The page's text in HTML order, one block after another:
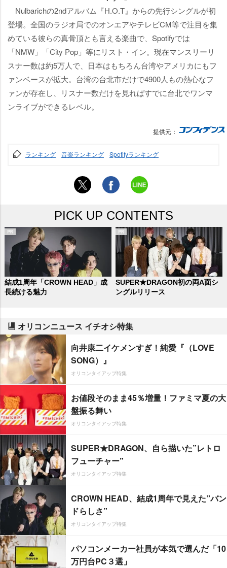
Nulbarichの2ndアルバム『H.O.T』からの先行シングルが初
登場。全国のラジオ局でのオンエアやテレビCM等で注目を集
めている彼らの真骨頂とも言える楽曲で、Spotifyでは
「NMW」「City Pop」等にリスト・イン。現在マンスリーリ
スナー数は約5万人で、日本はもちろん台湾やアメリカにもフ
ァンベースが拡大。台湾の台北市だけで4900人もの熱心なフ
ァンが存在し、リスナー数だけを見ればすでに台北でワンマ
ンライブができるレベル。
提供元：
ランキング 音楽ランキング Spotifyランキング
PICK UP CONTENTS
結成1周年「CROWN HEAD」成
長続ける魅力
SUPER★DRAGON初の両A面シ
ングルリリース
オリコンニュース イチオシ特集
向井康二イケメンすぎ！純愛『（LOVE
SONG）』
オリコンタイアップ特集
お値段そのまま45％増量！ファミマ夏の大
盤振る舞い
オリコンタイアップ特集
SUPER★DRAGON、自ら描いた”レトロ
フューチャー”
オリコンタイアップ特集
CROWN HEAD、結成1周年で見えた”バン
ドらしさ”
オリコンタイアップ特集
パソコンメーカー社員が本気で選んだ「10
万円台PC３選」